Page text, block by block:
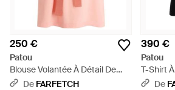
250 €
Patou
Blouse Volantée À Détail De
Nœud - Rose
De FARFETCH
390 €
Patou
T-Shirt
NoirDe